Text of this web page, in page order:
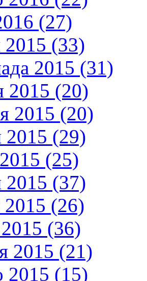
(27)
2015 (33)
2015 (31)
2015 (20)
2015 (20)
2015 (29)
(25)
2015 (37)
2015 (26)
2015 (36)
2015 (21)
2015 (15)